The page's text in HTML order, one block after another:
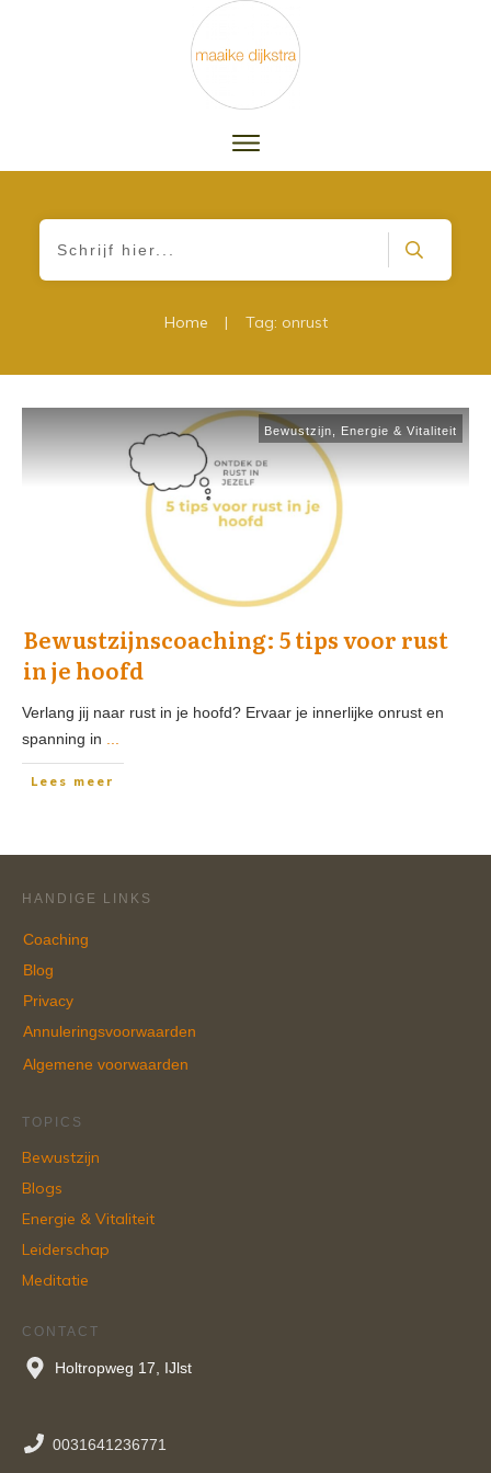
Home | Tag: onrust
Bewustzijn Energie & Vitaliteit
Bewustzijnscoaching: 5 tips voor rust
in je hoofd
Verlang jij naar rust in je hoofd? Ervaar je innerlijke onrust en
spanning in
Lees meer
HANDIGE LINKS
Coaching
Blog
Privacy
Annuleringsvoorwaarden
Algemene voorwaarden
TOPICS
Bewustzijn
Blogs
Energie & Vitaliteit
Leiderschap
Meditatie
CONTACT
Holtropweg 17, IJlst
0031641236771